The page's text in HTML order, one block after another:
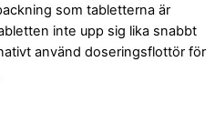
som tabletterna är
inte upp sig lika snabbt
använd doseringsflottör för